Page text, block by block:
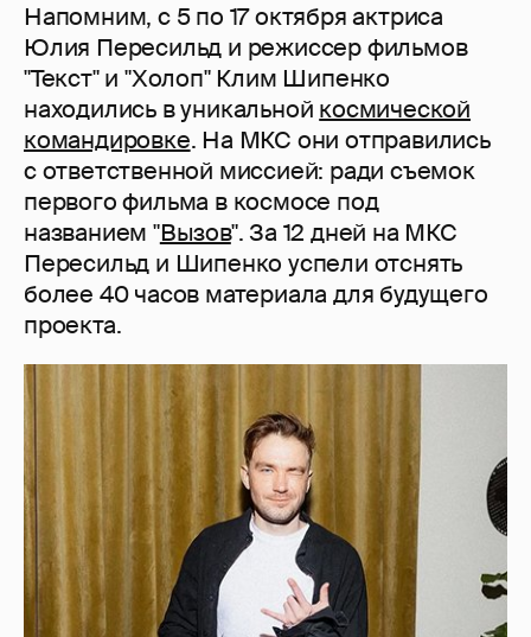
Напомним, с 5 по 17 октября актриса
Юлия Пересильд и режиссер фильмов
"Текст" и "Холоп" Клим Шипенко
находились в уникальной космической
командировке. На МКС они отправились
с ответственной миссией: ради съемок
первого фильма в космосе под
названием "Вызов". За 12 дней на МКС
Пересильд и Шипенко успели отснять
более 40 часов материала для будущего
проекта.